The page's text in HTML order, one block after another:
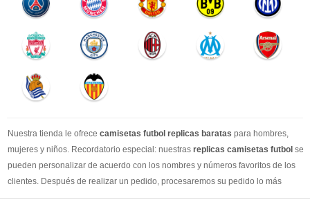
Nuestra tienda le ofrece camisetas futbol replicas baratas para hombres,
mujeres y niños. Recordatorio especial: nuestras replicas camisetas futbol se
pueden personalizar de acuerdo con los nombres y números favoritos de los
clientes. Después de realizar un pedido, procesaremos su pedido lo más
rápido posible, para que pueda recibir su camisetas de fútbol favorita cuando